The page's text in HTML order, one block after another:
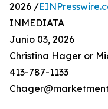
2026 /
INMEDIATA
Junio 03, 2026
Christina Hager or
413-787-1133